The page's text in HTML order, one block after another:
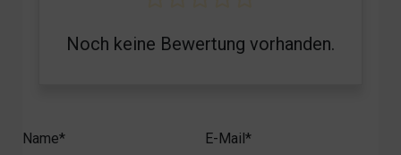
Noch keine Bewertung vorhanden.
Name* E-Mail*